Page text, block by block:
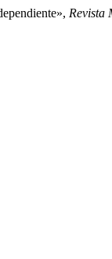
Revista